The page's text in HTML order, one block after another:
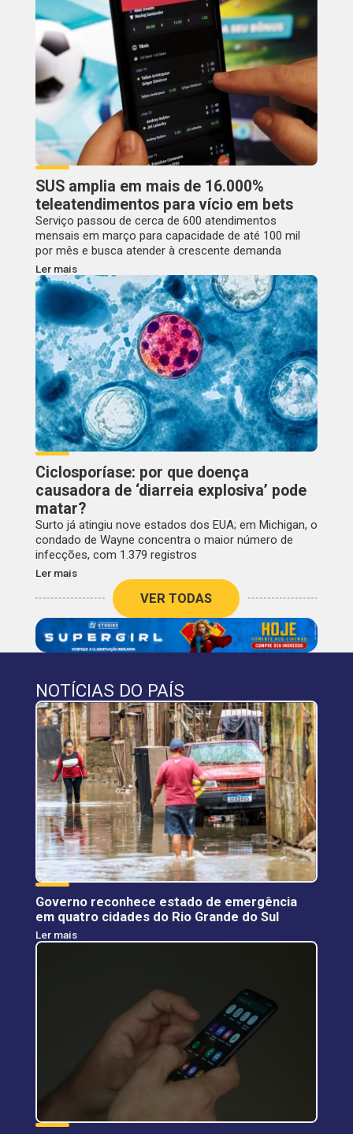
SUS amplia em mais de 16.000%
teleatendimentos para vício em bets
Serviço passou de cerca de 600 atendimentos
mensais em março para capacidade de até 100 mil
por mês e busca atender à crescente demanda
Ler mais
Ciclosporíase: por que doença
causadora de ‘diarreia explosiva’ pode
matar?
Surto já atingiu nove estados dos EUA; em Michigan, o
condado de Wayne concentra o maior número de
infecções, com 1.379 registros
Ler mais
VER TODAS
NOTÍCIAS DO PAÍS
Governo reconhece estado de emergência
em quatro cidades do Rio Grande do Sul
Ler mais